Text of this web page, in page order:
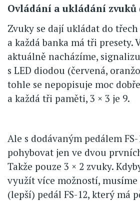
Ovládání a ukládání zvuků
Zvuky se dají ukládat do
a každá banka má tři presety.
aktuálně nacházíme,
s LED diodou (červená,
tohle se nepopisuje moc
a každá tři paměti, 3 × 3 je 9.
Ale s dodávaným pedálem
pohybovat jen ve dvou
Takže pouze 3 × 2 zvuky.
využít více možností,
(lepší) pedál FS-12, který má